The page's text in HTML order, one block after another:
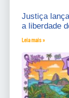
Justiça
a liberdade
Leia mais »